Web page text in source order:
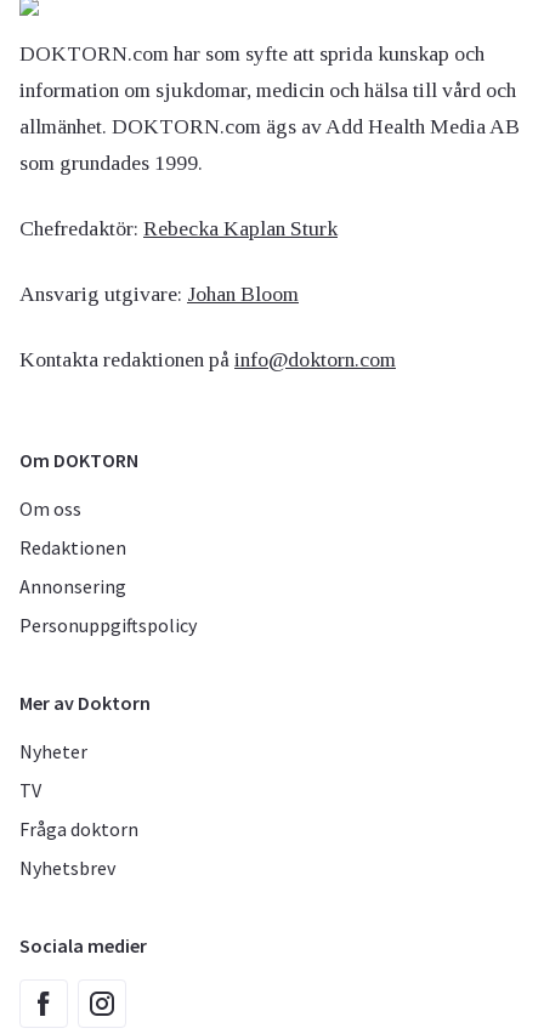
DOKTORN.com har som syfte att sprida kunskap och
information om sjukdomar, medicin och hälsa till vård och
allmänhet. DOKTORN.com ägs av Add Health Media AB
som grundades 1999.
Chefredaktör: Rebecka Kaplan Sturk
Ansvarig utgivare: Johan Bloom
Kontakta redaktionen på info@doktorn.com
Om DOKTORN
Om oss
Redaktionen
Annonsering
Personuppgiftspolicy
Mer av Doktorn
Nyheter
TV
Fråga doktorn
Nyhetsbrev
Sociala medier